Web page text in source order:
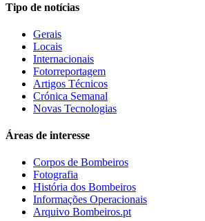
Tipo de notícias
Gerais
Locais
Internacionais
Fotorreportagem
Artigos Técnicos
Crónica Semanal
Novas Tecnologias
Áreas de interesse
Corpos de Bombeiros
Fotografia
História dos Bombeiros
Informações Operacionais
Arquivo Bombeiros.pt